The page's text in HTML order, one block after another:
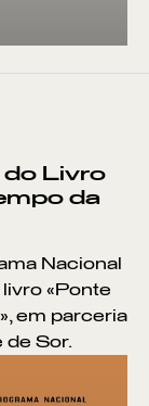
do Livro
da
Nacional
«Ponte
em parceria
de Sor.